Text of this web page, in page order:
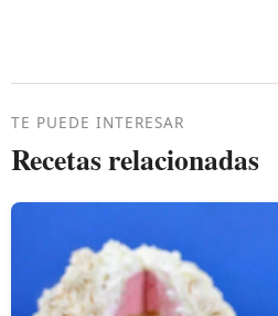
TE PUEDE INTERESAR
Recetas relacionadas